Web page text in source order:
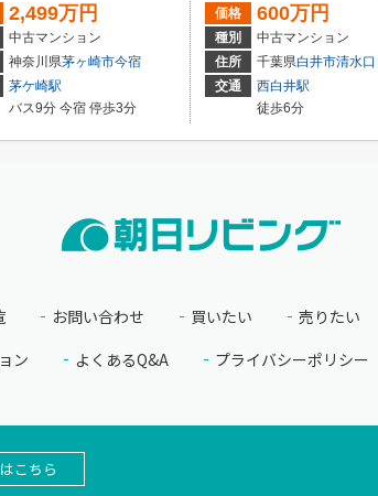
2,499万円
中古マンション
神奈川県茅ヶ崎市今宿
茅ケ崎駅
バス9分 今宿 停歩3分
価格 600万円
種別
中古マンション
住所
千葉県白井市清水口
交通
西白井駅
徒歩6分
お問い合わせ 買いたい 売りたい
ン よくあるQ&A プライバシーポリシー
こちら